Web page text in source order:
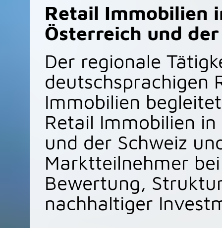
Retail Immobilien
Österreich und
Der regionale
deutschsprachigen
Immobilien
Retail Immobilien
und der Schweiz
Marktteilnehmer
Bewertung,
nachhaltiger